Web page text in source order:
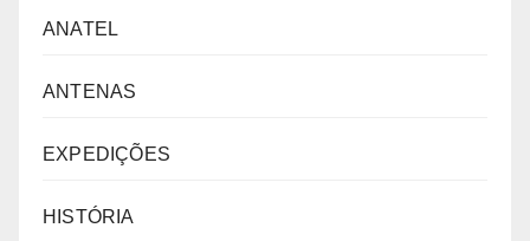
ANATEL
ANTENAS
EXPEDIÇÕES
HISTÓRIA